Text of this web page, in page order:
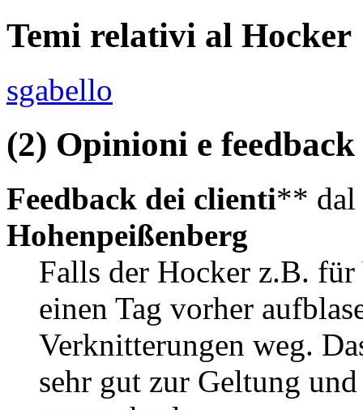
Temi relativi al Hocker
sgabello
(2) Opinioni e
Feedback dei clienti** dal
Hohenpeißenberg
Falls der Hocker z.B.
einen Tag vorher
Verknitterungen weg.
sehr gut zur Geltung